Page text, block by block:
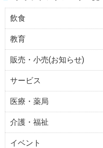
飲食
教育
販売・小売(お知らせ)
サービス
医療・薬局
介護・福祉
イベント